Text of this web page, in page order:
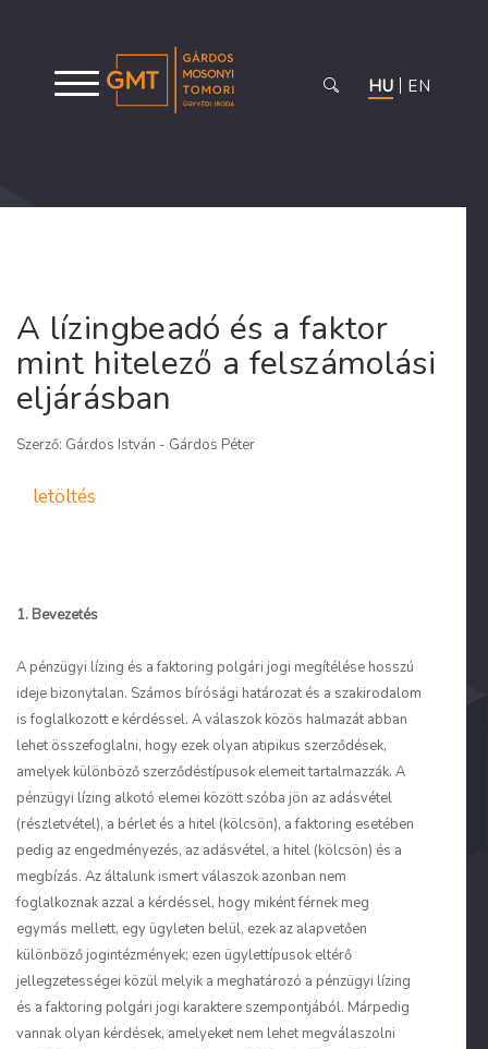
HU EN
A lízingbeadó és a faktor
mint hitelező a felszámolási
eljárásban
Szerző: Gárdos István - Gárdos Péter
letöltés
1. Bevezetés
A pénzügyi lízing és a faktoring polgári jogi megítélése hosszú
ideje bizonytalan. Számos bírósági határozat és a szakirodalom
is foglalkozott e kérdéssel. A válaszok közös halmazát abban
lehet összefoglalni, hogy ezek olyan atipikus szerződések,
amelyek különböző szerződéstípusok elemeit tartalmazzák. A
pénzügyi lízing alkotó elemei között szóba jön az adásvétel
(részletvétel), a bérlet és a hitel (kölcsön), a faktoring esetében
pedig az engedményezés, az adásvétel, a hitel (kölcsön) és a
megbízás. Az általunk ismert válaszok azonban nem
foglalkoznak azzal a kérdéssel, hogy miként férnek meg
egymás mellett, egy ügyleten belül, ezek az alapvetően
különböző jogintézmények; ezen ügylettípusok eltérő
jellegzetességei közül melyik a meghatározó a pénzügyi lízing
és a faktoring polgári jogi karaktere szempontjából. Márpedig
vannak olyan kérdések, amelyeket nem lehet megválaszolni